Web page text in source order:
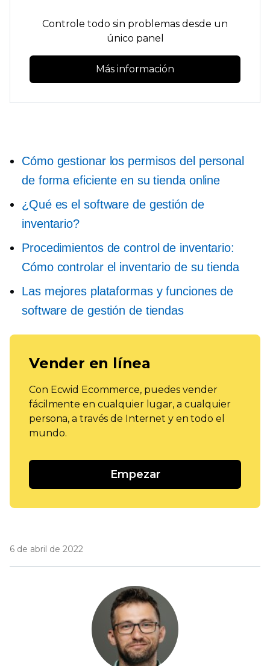
Controle todo sin problemas desde un
único panel
Más información
Cómo gestionar los permisos del personal
de forma eficiente en su tienda online
¿Qué es el software de gestión de
inventario?
Procedimientos de control de inventario:
Cómo controlar el inventario de su tienda
Las mejores plataformas y funciones de
software de gestión de tiendas
Vender en línea
Con Ecwid Ecommerce, puedes vender
fácilmente en cualquier lugar, a cualquier
persona, a través de Internet y en todo el
mundo.
Empezar
6 de abril de 2022